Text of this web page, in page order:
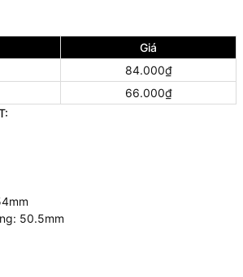
Giá
84.000₫
66.000₫
50.5mm